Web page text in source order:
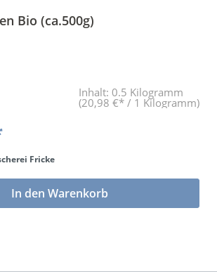
Bio (ca.500g)
Inhalt: 0.5 Kilogramm
(20,98 €* / 1 Kilogramm)
Fricke
In den Warenkorb